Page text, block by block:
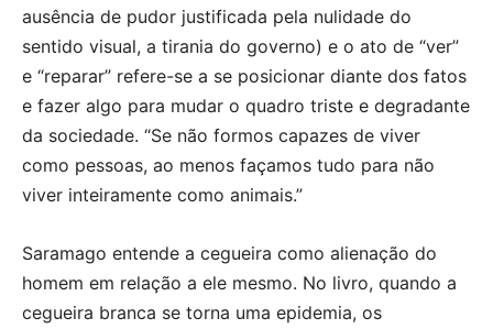
ausência de pudor justificada pela nulidade do
sentido visual, a tirania do governo) e o ato de “ver”
e “reparar” refere-se a se posicionar diante dos fatos
e fazer algo para mudar o quadro triste e degradante
da sociedade. “Se não formos capazes de viver
como pessoas, ao menos façamos tudo para não
viver inteiramente como animais.”
Saramago entende a cegueira como alienação do
homem em relação a ele mesmo. No livro, quando a
cegueira branca se torna uma epidemia, os